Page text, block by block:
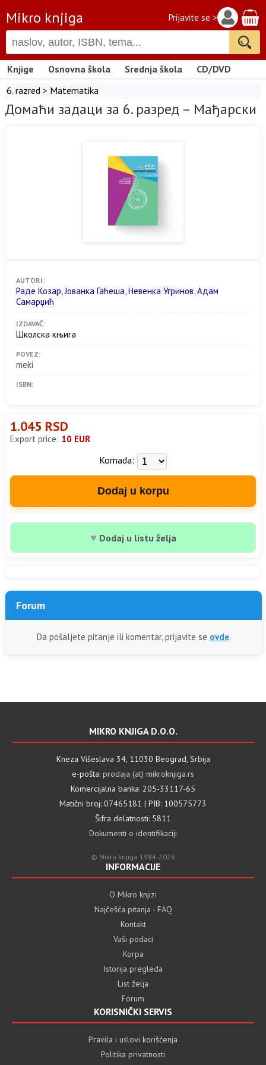
Mikro knjiga Prijavite se >
Knjige Osnovna škola Srednja škola
CD/DVD
6. razred > Matematika
Домаћи задаци за 6. разред – Мађарски
AUTORI:
Раде Козар,Јованка Гаћеша,Невенка Угринов,Адам
Самарџић
IZDAVAČ:
Школска књига
POVEZ:
meki
ISBN:
1.045 RSD
Export price: 10 EUR
Komada:
Dodaj u korpu
♥ Dodaj u listu želja
Forum
Da pošaljete pitanje ili komentar, prijavite se ovde.
MIKRO KNJIGA D.O.O.
Kneza Višeslava 34, 11030 Beograd, Srbija
e-pošta: prodaja (at) mikroknjiga.rs
Komercijalna banka: 205-33117-65
Matični broj: 07465181 | PIB: 100575773
Šifra delatnosti: 5811
Dokumenti o identifikaciji
© Mikro knjiga 1984-2026
INFORMACIJE
O Mikro knjizi
Najčešća pitanja - FAQ
Kontakt
Vaši podaci
Korpa
Istorija pregleda
List želja
Forum
KORISNIČKI SERVIS
Pravila i uslovi korišćenja
Politika privatnosti